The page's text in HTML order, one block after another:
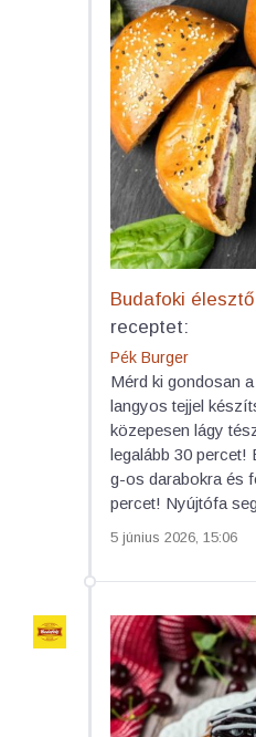
Budafoki élesztő
receptet:
Pék Burger
Mérd ki gondosan
langyos tejjel
közepesen lágy
legalább 30 percet!
g-os darabokra és
percet! Nyújtófa
5 június 2026, 15:06